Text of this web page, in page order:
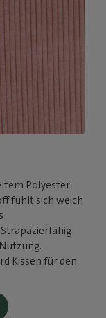
Polyester
fühlt sich weich
Kissen für den